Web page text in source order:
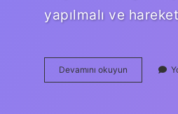
yapılmalı ve
Devamını okuyun
Yaşında